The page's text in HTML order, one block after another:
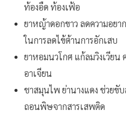
ท้องอืด ท้องเฟ้อ
ยาหญ้าดอกขาว ลดความอย
ในการลดไข้ต้านการอักเสบ
ยาหอมนวโกศ แก้ลมวิงเวียน
อาเจียน
ชาสมุนไพ ย่านางแดง ช่วยขั
ถอนพิษจากสารเสพติด